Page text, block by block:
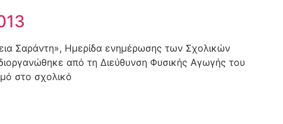
Σαράντη», Ημερίδα ενημέρωσης των Σχολικών
από τη Διεύθυνση Φυσικής Αγωγής του
στο σχολικό